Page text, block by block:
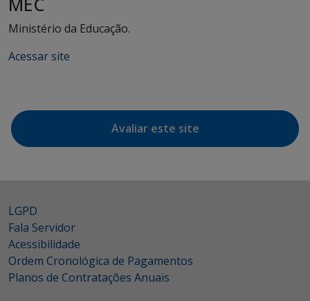
Ministério da Educação.
Acessar site
Avaliar este site
LGPD
Fala Servidor
Acessibilidade
Ordem Cronológica de Pagamentos
Planos de Contratações Anuais